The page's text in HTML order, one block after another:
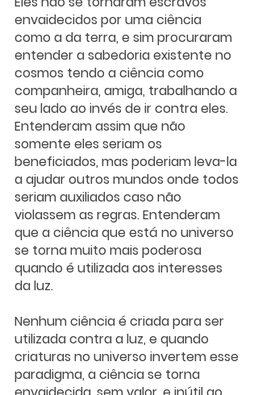
envaidecidos por uma ciência
como a da terra, e sim procuraram
entender a sabedoria existente no
cosmos tendo a ciência como
companheira, amiga, trabalhando a
seu lado ao invés de ir contra eles.
Entenderam assim que não
somente eles seriam os
beneficiados, mas poderiam leva-la
a ajudar outros mundos onde todos
seriam auxiliados caso não
violassem as regras. Entenderam
que a ciência que está no universo
se torna muito mais poderosa
quando é utilizada aos interesses
da luz.
Nenhum ciência é criada para ser
utilizada contra a luz, e quando
criaturas no universo invertem esse
paradigma, a ciência se torna